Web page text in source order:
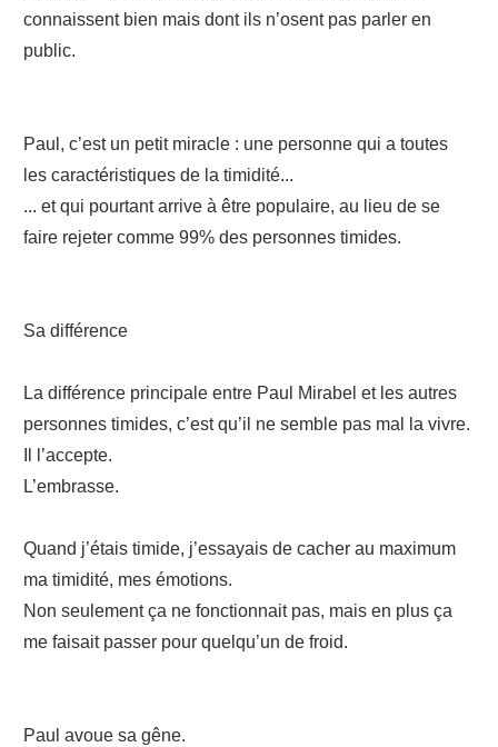
connaissent bien mais dont ils n’osent pas parler en
public.
Paul, c’est un petit miracle : une personne qui a toutes
les caractéristiques de la timidité...
... et qui pourtant arrive à être populaire, au lieu de se
faire rejeter comme 99% des personnes timides.
Sa différence
La différence principale entre Paul Mirabel et les autres
personnes timides, c’est qu’il ne semble pas mal la vivre.
Il l’accepte.
L’embrasse.
Quand j’étais timide, j’essayais de cacher au maximum
ma timidité, mes émotions.
Non seulement ça ne fonctionnait pas, mais en plus ça
me faisait passer pour quelqu’un de froid.
Paul avoue sa gêne.